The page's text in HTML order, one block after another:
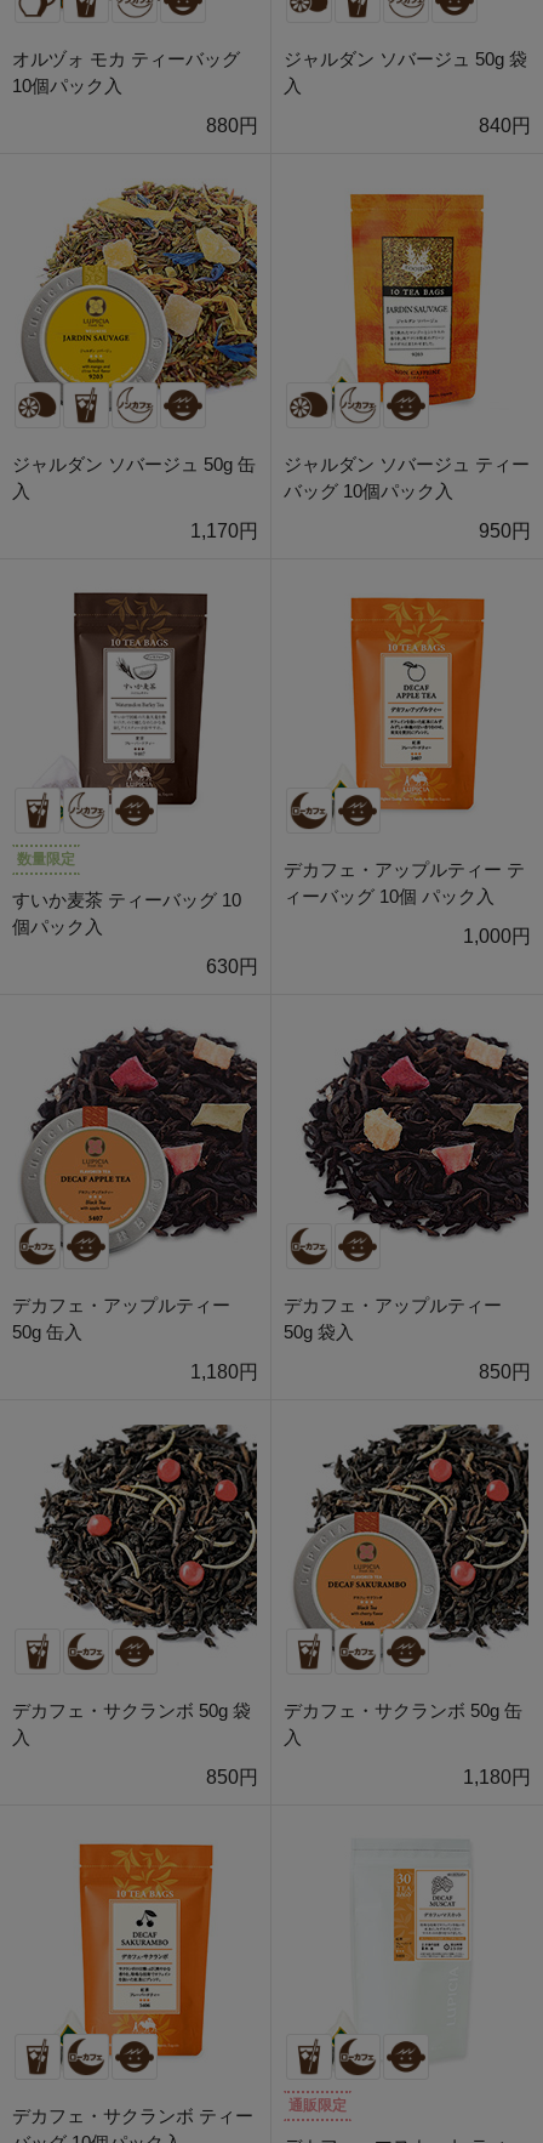
オルヅォ モカ ティーバッグ
10個パック入
880円
ジャルダン ソバージュ 50g 袋
入
840円
ジャルダン ソバージュ 50g 缶
入
1,170円
ジャルダン ソバージュ ティー
バッグ 10個パック入
950円
数量限定
すいか麦茶 ティーバッグ 10
個パック入
630円
デカフェ・アップルティー テ
ィーバッグ 10個 パック入
1,000円
デカフェ・アップルティー
50g 缶入
1,180円
デカフェ・アップルティー
50g 袋入
850円
デカフェ・サクランボ 50g 袋
入
850円
デカフェ・サクランボ 50g 缶
入
1,180円
デカフェ・サクランボ ティー
通販限定